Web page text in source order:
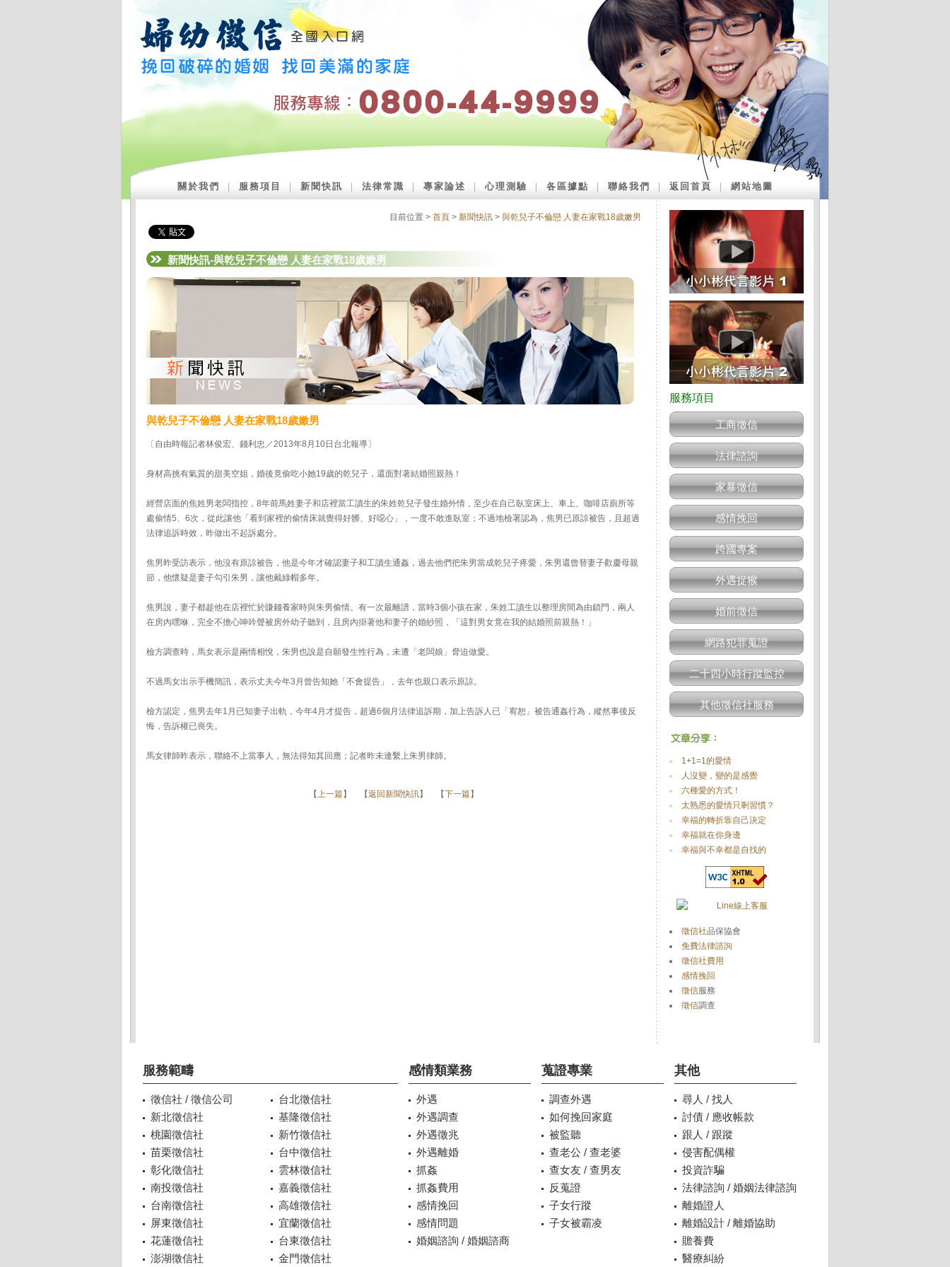
關於我們 服務項目 新聞快訊 法律常識 專家論述 ｜心理測驗 各區據點 聯絡我們 返回首頁 網站地圖
目前位置 > 首頁 > 新聞快訊 > 與乾兒子不倫戀 人妻在家戰18歲嫩男
新聞快訊-與乾兒子不倫戀 人妻在家戰18歲嫩男
與乾兒子不倫戀 人妻在家戰18歲嫩男
〔自由時報記者林俊宏、錢利忠／2013年8月10日台北報導〕
身材高挑有氣質的甜美空姐，婚後竟偷吃小她19歲的乾兒子，還面對著結婚照親熱！
經營店面的焦姓男老闆指控，8年前馬姓妻子和店裡當工讀生的朱姓乾兒子發生婚外情，至少在自己臥室床上、車上、咖啡店廁所等
處偷情5、6次，從此讓他「看到家裡的偷情床就覺得好髒、好噁心」，一度不敢進臥室；不過地檢署認為，焦男已原諒被告，且超過
法律追訴時效，昨做出不起訴處分。
焦男昨受訪表示，他沒有原諒被告，他是今年才確認妻子和工讀生通姦，過去他們把朱男當成乾兒子疼愛，朱男還曾替妻子歡慶母親
節，他懷疑是妻子勾引朱男，讓他戴綠帽多年。
焦男說，妻子都趁他在店裡忙於賺錢養家時與朱男偷情。有一次最離譜，當時3個小孩在家，朱姓工讀生以整理房間為由鎖門，兩人
在房內嘿咻，完全不擔心呻吟聲被房外幼子聽到，且房內掛著他和妻子的婚紗照，「這對男女竟在我的結婚照前親熱！」
檢方調查時，馬女表示是兩情相悅，朱男也說是自願發生性行為，未遭「老闆娘」脅迫做愛。
不過馬女出示手機簡訊，表示丈夫今年3月曾告知她「不會提告」，去年也親口表示原諒。
檢方認定，焦男去年1月已知妻子出軌，今年4月才提告，超過6個月法律追訴期，加上告訴人已「宥恕」被告通姦行為，縱然事後反
悔，告訴權已喪失。
馬女律師昨表示，聯絡不上當事人，無法得知其回應；記者昨未連繫上朱男律師。
【上一篇】 【返回新聞快訊】 【下一篇】
工商徵信
法律諮詢
家暴徵信
感情挽回
跨國專案
外遇捉猴
婚前徵信
網路犯罪蒐證
二十四小時行蹤監控
其他徵信社服務
1+1=1的愛情
人沒變，變的是感覺
六種愛的方式！
太熟悉的愛情只剩習慣？
幸福的轉折靠自己決定
幸福就在你身邊
幸福與不幸都是自找的
徵信社品保協會
免費法律諮詢
徵信社費用
感情挽回
徵信服務
徵信調查
服務範疇
徵信社 / 徵信公司
台北徵信社
新北徵信社
基隆徵信社
桃園徵信社
新竹徵信社
苗栗徵信社
台中徵信社
彰化徵信社
雲林徵信社
南投徵信社
嘉義徵信社
台南徵信社
高雄徵信社
屏東徵信社
宜蘭徵信社
花蓮徵信社
台東徵信社
澎湖徵信社
金門徵信社
感情類業務
外遇
外遇調查
外遇徵兆
外遇離婚
抓姦
抓姦費用
感情挽回
感情問題
婚姻諮詢 / 婚姻諮商
蒐證專業
調查外遇
如何挽回家庭
被監聽
查老公 / 查老婆
查女友 / 查男友
反蒐證
子女行蹤
子女被霸凌
其他
尋人 / 找人
討債 / 應收帳款
跟人 / 跟蹤
侵害配偶權
投資詐騙
法律諮詢 / 婚姻法律諮詢
離婚證人
離婚設計 / 離婚協助
贍養費
醫療糾紛